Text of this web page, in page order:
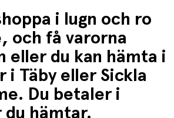
i lugn och ro
och få varorna
eller du kan hämta i
i Täby eller Sickla
Du betaler i
du hämtar.